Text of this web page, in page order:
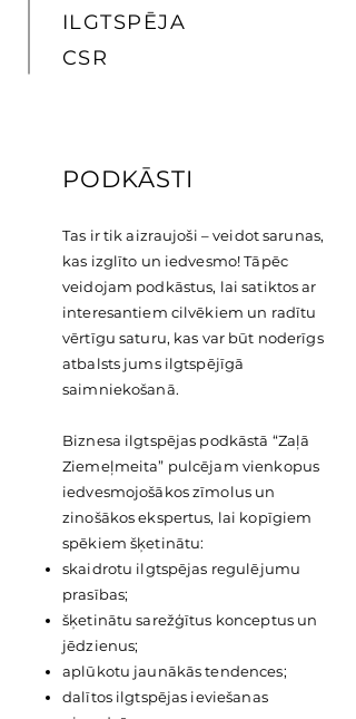
ILGTSPĒJA
CSR
PODKĀSTI
Tas ir tik aizraujoši – veidot sarunas,
kas izglīto un iedvesmo! Tāpēc
veidojam podkāstus, lai satiktos ar
interesantiem cilvēkiem un radītu
vērtīgu saturu, kas var būt noderīgs
atbalsts jums ilgtspējīgā
saimniekošanā.
Biznesa ilgtspējas podkāstā “Zaļā
Ziemeļmeita” pulcējam vienkopus
iedvesmojošākos zīmolus un
zinošākos ekspertus, lai kopīgiem
spēkiem šķetinātu:
skaidrotu ilgtspējas regulējumu
prasības;
šķetinātu sarežģītus konceptus un
jēdzienus;
aplūkotu jaunākās tendences;
dalītos ilgtspējas ieviešanas